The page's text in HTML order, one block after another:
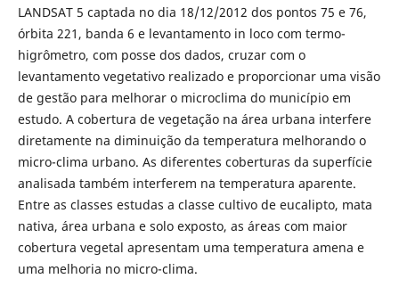
LANDSAT 5 captada no dia 18/12/2012 dos pontos 75 e 76,
órbita 221, banda 6 e levantamento in loco com termo-
higrômetro, com posse dos dados, cruzar com o
levantamento vegetativo realizado e proporcionar uma visão
de gestão para melhorar o microclima do município em
estudo. A cobertura de vegetação na área urbana interfere
diretamente na diminuição da temperatura melhorando o
micro-clima urbano. As diferentes coberturas da superfície
analisada também interferem na temperatura aparente.
Entre as classes estudas a classe cultivo de eucalipto, mata
nativa, área urbana e solo exposto, as áreas com maior
cobertura vegetal apresentam uma temperatura amena e
uma melhoria no micro-clima.